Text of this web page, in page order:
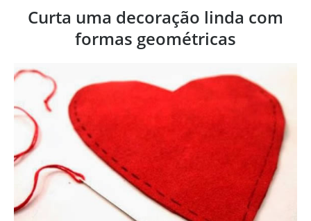
Curta uma decoração linda com
formas geométricas